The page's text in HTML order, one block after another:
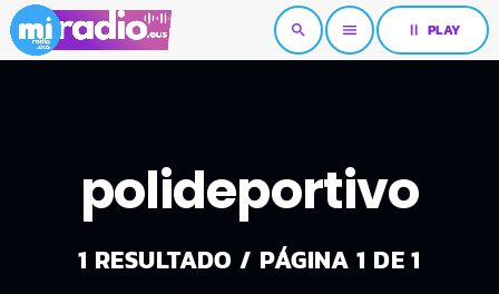
search menu pause PLAY
polideportivo
1 RESULTADO / PÁGINA 1 DE 1